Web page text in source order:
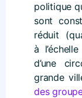
politique
sont
réduit
à
d’une
grande
des